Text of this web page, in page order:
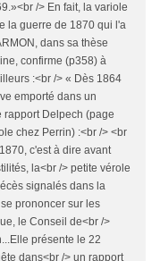
/> En fait, la variole
la guerre de 1870 qui l'a
dans sa thèse
confirme (p358) à
:<br /> « Dès 1864
emporté dans un
rapport Delpech (page
chez Perrin) :<br /> <br
c'est à dire avant
la<br /> petite vérole
signalés dans la
prononcer sur les
le Conseil de<br />
présente le 22
dans<br /> un rapport